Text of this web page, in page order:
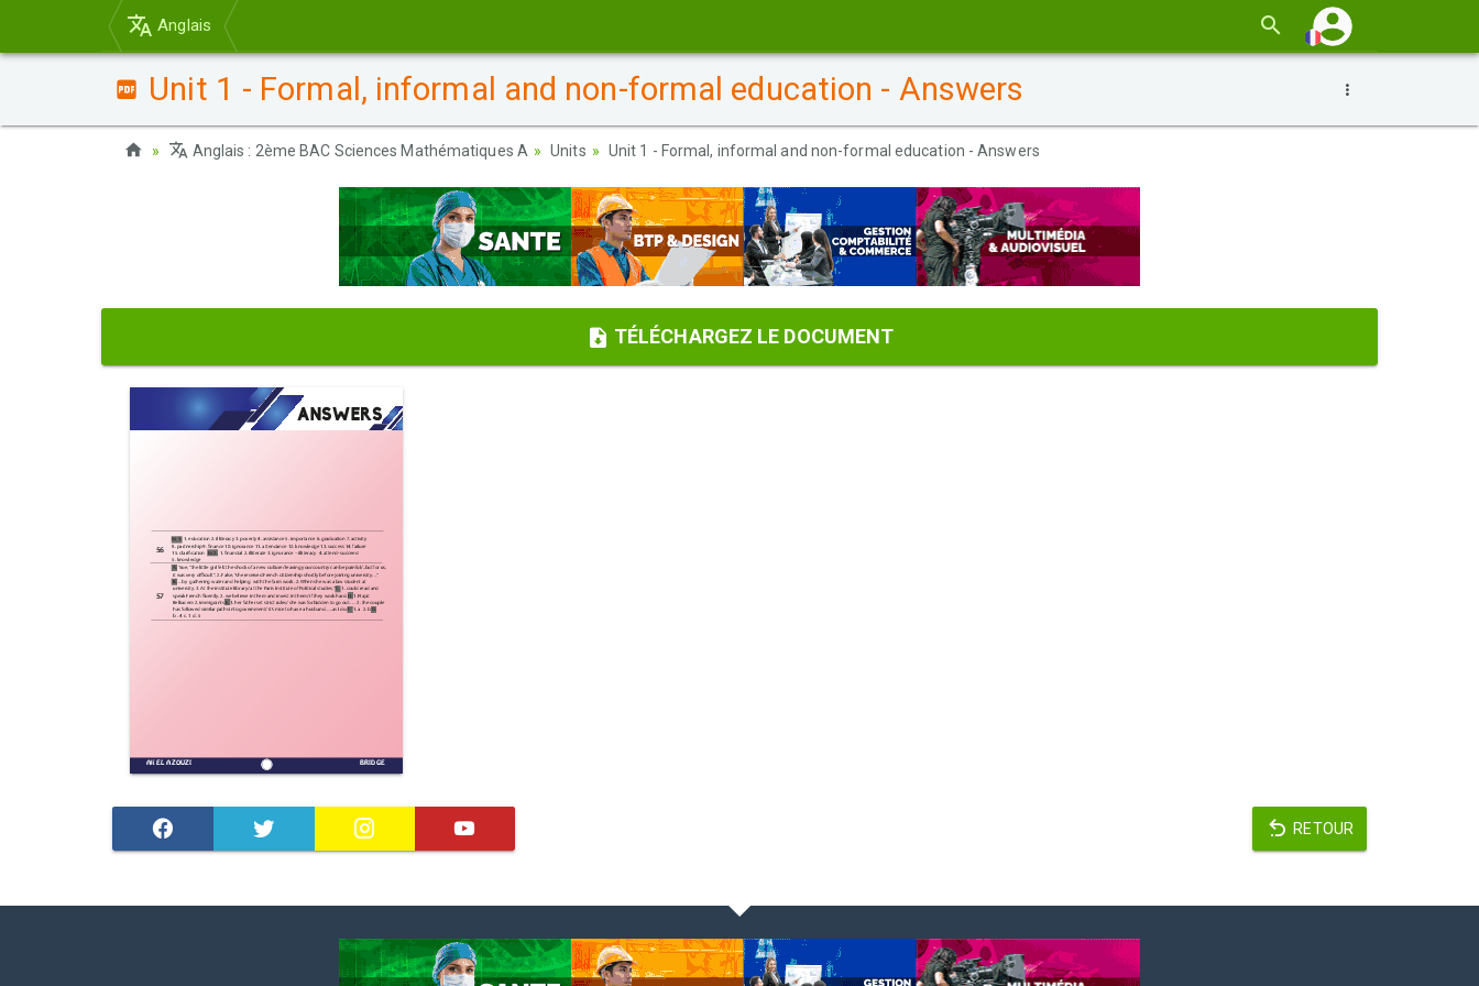
Anglais
Unit 1 - Formal, informal and non-formal education - Answers
Anglais : 2ème BAC Sciences Mathématiques A Units Unit 1 - Formal, informal and non-formal education - Answers
TÉLÉCHARGEZ LE DOCUMENT
RETOUR